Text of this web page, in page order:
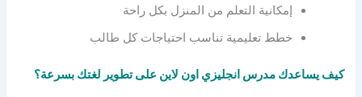
إمكانية التعلم من المنزل بكل راحة
خطط تعليمية تناسب احتياجات كل طالب
كيف يساعدك مدرس انجليزي اون لاين على تطوير لغتك بسرعة؟